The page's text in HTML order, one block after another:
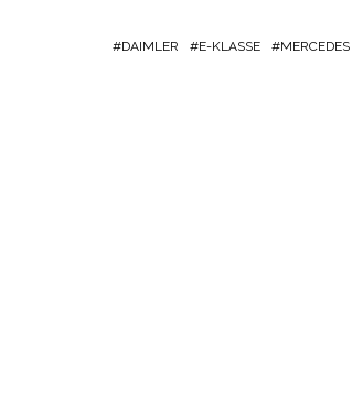
DAIMLER E-KLASSE MERCEDES